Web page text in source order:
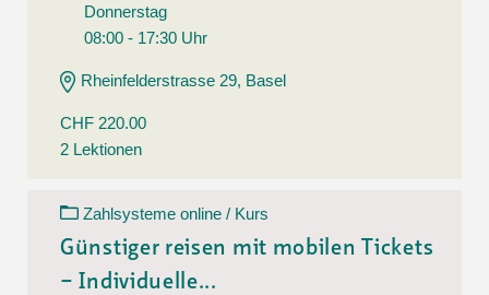
Donnerstag
08:00 - 17:30 Uhr
Rheinfelderstrasse 29, Basel
CHF 220.00
2 Lektionen
Zahlsysteme online / Kurs
Günstiger reisen mit mobilen Tickets
– Individuelle...